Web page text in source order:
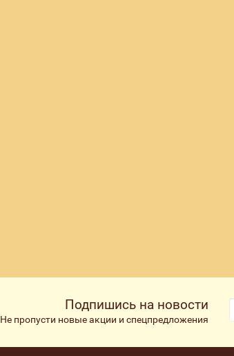
Подпишись на новости
Не пропусти новые акции и спецпредложения